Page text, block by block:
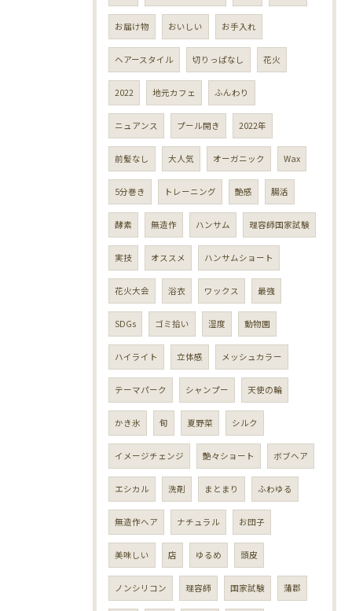
お届け物 おいしい お手入れ
ヘアースタイル 切りっぱなし 花火
2022 地元カフェ ふんわり
ニュアンス プール開き 2022年
前髪なし 大人気 オーガニック Wax
5分巻き トレーニング 艶感 腸活
酵素 無造作 ハンサム 理容師国家試験
実技 オススメ ハンサムショート
花火大会 浴衣 ワックス 最強
SDGs ゴミ拾い 湿度 動物園
ハイライト 立体感 メッシュカラー
テーマパーク シャンプー 天使の輪
かき氷 旬 夏野菜 シルク
イメージチェンジ 艶々ショート ボブヘア
エシカル 洗剤 まとまり ふわゆる
無造作ヘア ナチュラル お団子
美味しい 店 ゆるめ 頭皮
ノンシリコン 理容師 国家試験 蒲郡